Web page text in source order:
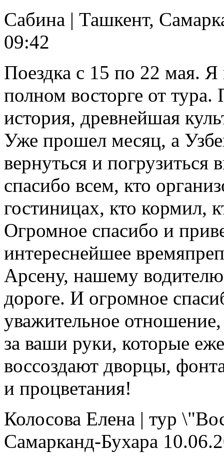
Сабина | Ташкент,
09:42
Поездка с 15 по 22 мая. Я
полном восторге от тура.
история, древнейшая
Уже прошел месяц, а
вернуться и погрузиться
спасибо всем, кто
гостиницах, кто кормил,
Огромное спасибо и
интереснейшее
Арсену, нашему
дороге. И огромное
уважительное
за ваши руки, которые
воссоздают дворцы,
и процветания!
Колосова Елена | тур
Самарканд-Бухара